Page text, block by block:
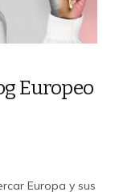
Europeo
Europa y sus